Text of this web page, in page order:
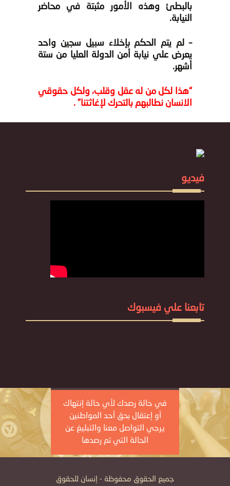
بالبطئ وهذه الأمور مثبتة في محاضر
النيابة.
– لم يتم الحكم بإخلاء سبيل سجين واحد
يعرض علي نيابة أمن الدولة العليا من ستة
أشهر.
“هذا لكل من له عقل وقلب، ولكل حقوقي
الانسان نطالبهم بالتحرك لإغاثتنا” .
فيديو
تابعنا علي فيسبوك
في حالة رصدك لأي حالة إنتهاك
أو إعتقال بحق أحد المواطنين
يرجي التواصل معنا والتبليغ عن
الحالة التي تم رصدها
جميع الحقوق محفوظة - إنسان للحقوق